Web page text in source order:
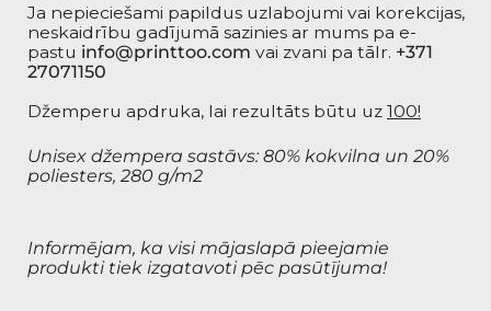
Ja nepieciešami papildus uzlabojumi vai korekcijas,
neskaidrību gadījumā sazinies ar mums pa e-
pastu info@printtoo.com vai zvani pa tālr. +371
27071150
Džemperu apdruka, lai rezultāts būtu uz 100!
Unisex džempera sastāvs: 80% kokvilna un 20%
poliesters, 280 g/m2
Informējam, ka visi mājaslapā pieejamie
produkti tiek izgatavoti pēc pasūtījuma!